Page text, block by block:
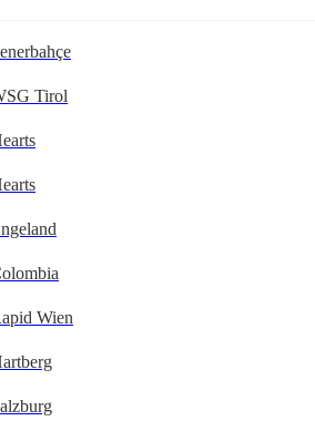
Tirol
Wien